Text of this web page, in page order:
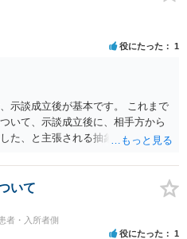
的には弁護士に依頼をして訴訟と
手間はかかりますが、賠償額は多
の弁護士に依頼をするとよいと思
役にたった 1
示談成立後が基本です。 これまで
いて、示談成立後に、相手方から
た、と主張される抽象的な可能性
いて
者・入所者側
役にたった 1